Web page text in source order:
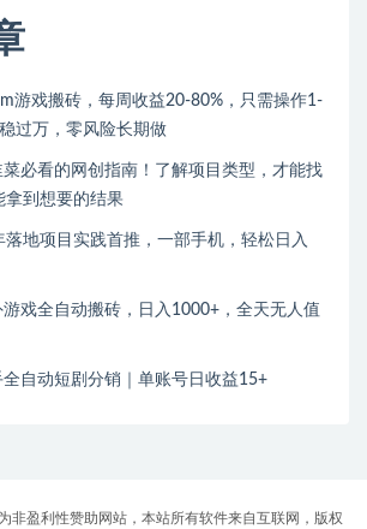
游戏搬砖，每周收益20-80%，只需操作1-
过万，零风险长期做
菜必看的网创指南！了解项目类型，才能找
拿到想要的结果
落地项目实践首推，一部手机，轻松日入
游戏全自动搬砖，日入1000+，全天无人值
全自动短剧分销｜单账号日收益15+
非盈利性赞助网站，本站所有软件来自互联网，版权